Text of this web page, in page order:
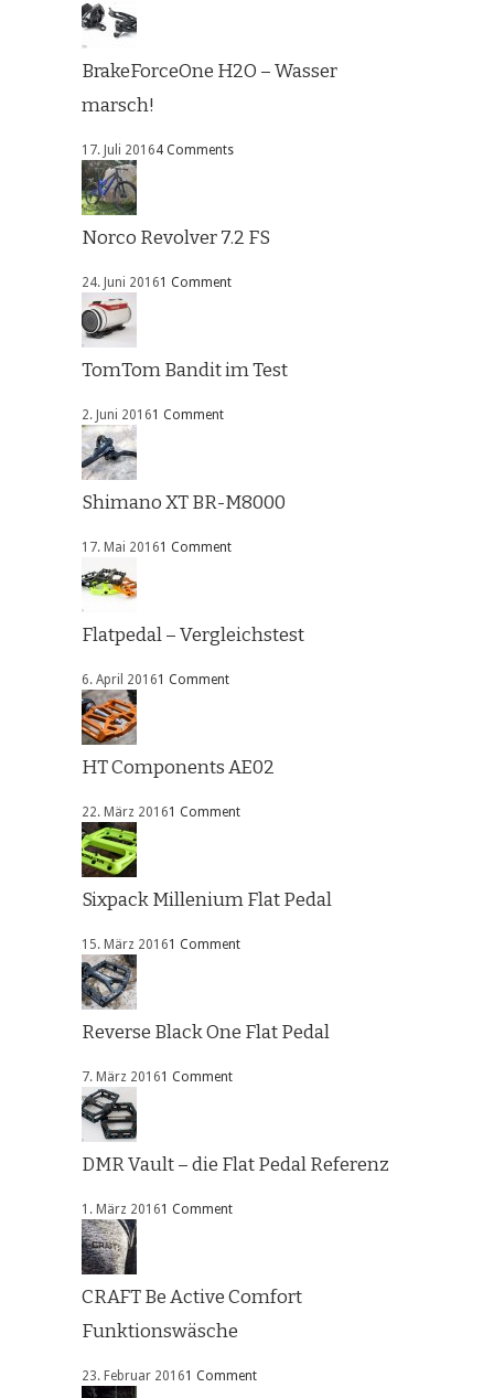
BrakeForceOne H2O – Wasser
marsch!
17. Juli 20164 Comments
Norco Revolver 7.2 FS
24. Juni 20161 Comment
TomTom Bandit im Test
2. Juni 20161 Comment
Shimano XT BR-M8000
17. Mai 20161 Comment
Flatpedal – Vergleichstest
6. April 20161 Comment
HT Components AE02
22. März 20161 Comment
Sixpack Millenium Flat Pedal
15. März 20161 Comment
Reverse Black One Flat Pedal
7. März 20161 Comment
DMR Vault – die Flat Pedal Referenz
1. März 20161 Comment
CRAFT Be Active Comfort
Funktionswäsche
23. Februar 20161 Comment